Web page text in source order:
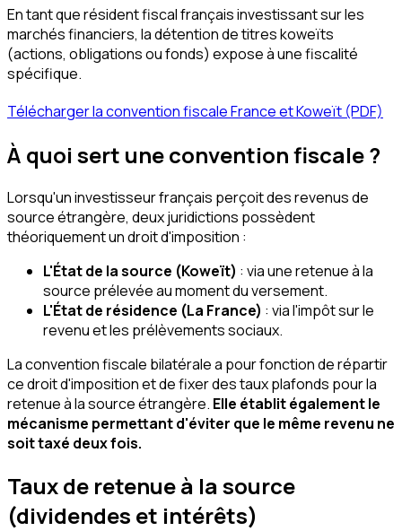
En tant que résident fiscal français investissant sur les
marchés financiers, la détention de titres koweïts
(actions, obligations ou fonds) expose à une fiscalité
spécifique.
Télécharger la convention fiscale France et Koweït (PDF)
À quoi sert une convention fiscale ?
Lorsqu'un investisseur français perçoit des revenus de
source étrangère, deux juridictions possèdent
théoriquement un droit d'imposition :
L'État de la source (Koweït) : via une retenue à la
source prélevée au moment du versement.
L'État de résidence (La France) : via l'impôt sur le
revenu et les prélèvements sociaux.
La convention fiscale bilatérale a pour fonction de répartir
ce droit d'imposition et de fixer des taux plafonds pour la
retenue à la source étrangère. Elle établit également le
mécanisme permettant d'éviter que le même revenu ne
soit taxé deux fois.
Taux de retenue à la source
(dividendes et intérêts)